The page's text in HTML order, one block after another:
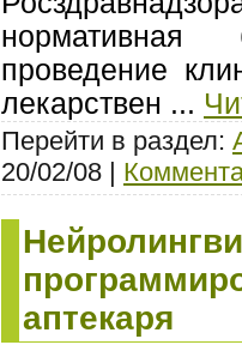
нормативная
проведение
лекарствен ...
Перейти в раздел:
20/02/08 |
аптекаря